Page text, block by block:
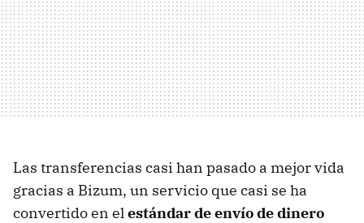
Las transferencias casi han pasado a mejor vida
gracias a Bizum, un servicio que casi se ha
convertido en elestándar de envío de dinero